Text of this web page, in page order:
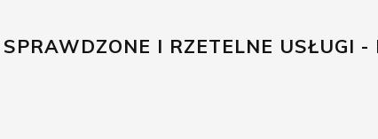
I RZETELNE USŁUGI -